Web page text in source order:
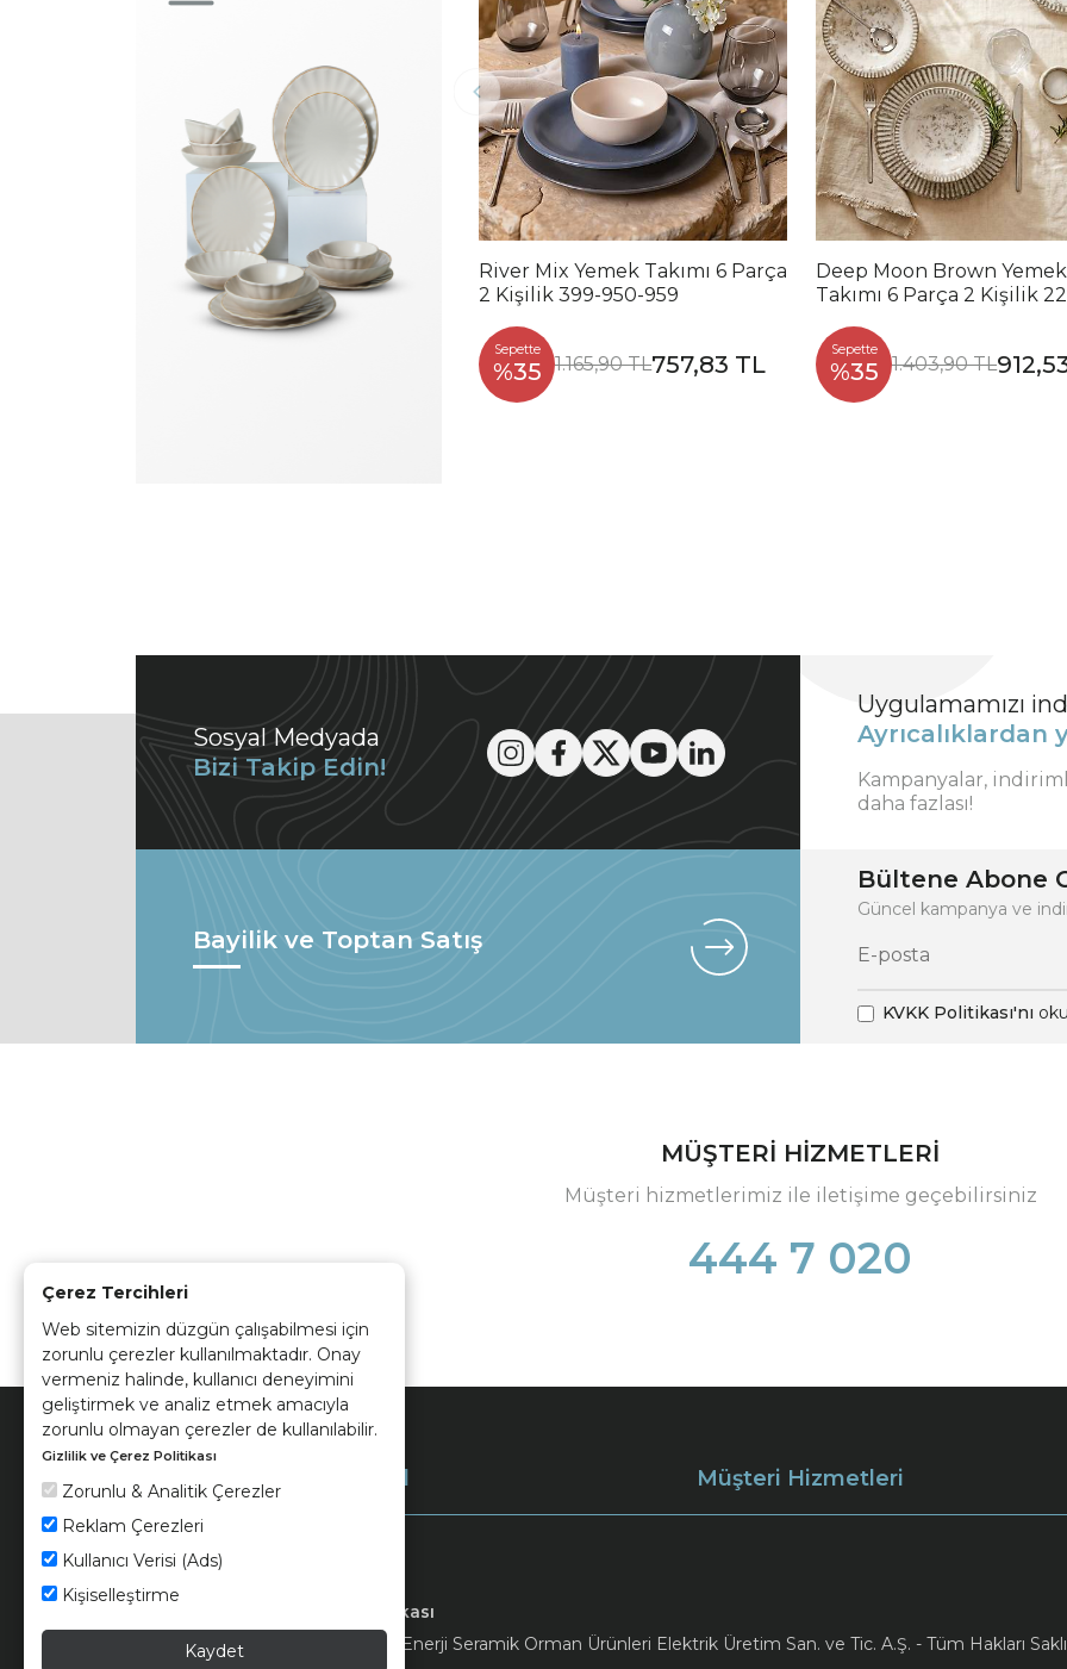
Çerez Tercihleri
Web sitemizin düzgün çalışabilmesi için
zorunlu çerezler kullanılmaktadır. Onay
vermeniz halinde, kullanıcı deneyimini
geliştirmek ve analiz etmek amacıyla
zorunlu olmayan çerezler de kullanılabilir.
Gizlilik ve Çerez Politikası
Zorunlu & Analitik Çerezler
Reklam Çerezleri
Kullanıcı Verisi (Ads)
Kişiselleştirme
Kaydet
River Mix Yemek Takımı 6 Parça
2 Kişilik 399-950-959
Sepette
%35 1.165,90 TL757,83 TL
Deep Moon Brown Yemek
Takımı 6 Parça 2 Kişilik
Sepette
%35 1.403,90 TL
Sosyal Medyada
Bizi Takip Edin!
Uygulamamızı
Ayrıcalıklardan
Kampanyalar,
daha fazlası!
Bayilik ve Toptan Satış
Bültene Abone
Güncel kampanya ve
KVKK Politikası'nı
MÜŞTERİ HİZMETLERİ
Müşteri hizmetlerimiz ile iletişime geçebilirsiniz
444 7 020
Kurumsal Müşteri Hizmetleri
Kvkk ve Çerez Politikası
© 2026 Ünsa Madencilik Turizm Enerji Seramik Orman Ürünleri Elektrik Üretim San. ve Tic. A.Ş. - Tüm Hakları